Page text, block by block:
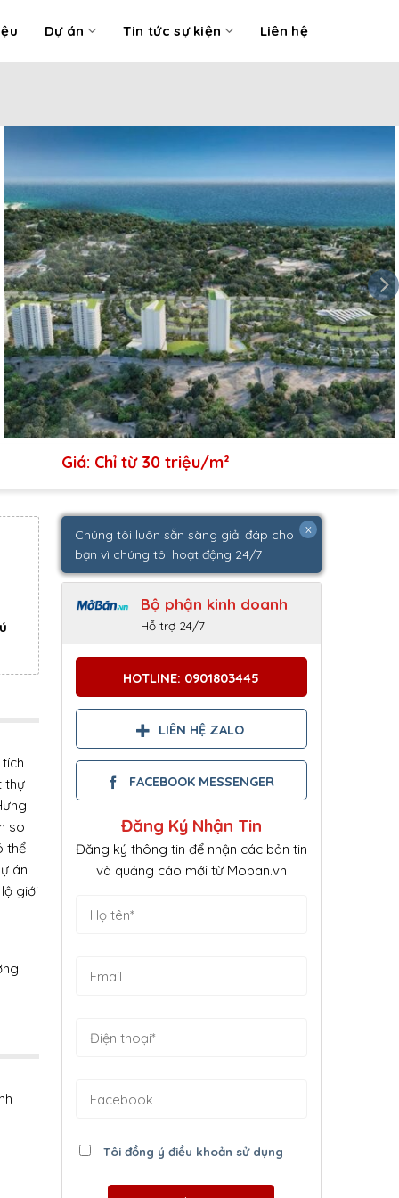
Dự án Tin tức sự kiện Liên hệ
Giá: Chỉ từ 30 triệu/m²
Chúng tôi luôn sẵn sàng giải đáp cho
bạn vì chúng tôi hoạt động 24/7
x
Bộ phận kinh doanh
Hỗ trợ 24/7
HOTLINE: 0901803445
LIÊN HỆ ZALO
FACEBOOK MESSENGER
Đăng Ký Nhận Tin
Đăng ký thông tin để nhận các bản tin
và quảng cáo mới từ Moban.vn
Tôi đồng ý điều khoản sử dụng
thự
so
thể
án
giới